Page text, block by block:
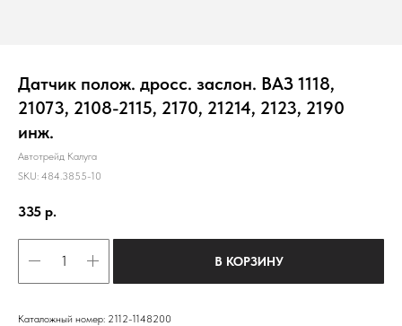
Датчик полож. дросс. заслон. ВАЗ 1118,
21073, 2108-2115, 2170, 21214, 2123, 2190
инж.
Автотрейд Калуга
SKU: 484.3855-10
335 р.
В КОРЗИНУ
Каталожный номер: 2112-1148200